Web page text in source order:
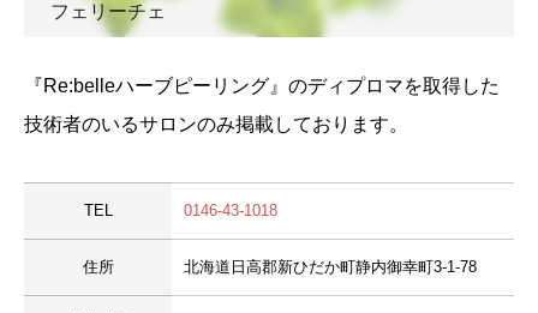
フェリーチェ
『Re:belleハーブピーリング』のディプロマを取得した
技術者のいるサロンのみ掲載しております。
TEL 0146-43-1018
住所 北海道日高郡新ひだか町静内御幸町3-1-78